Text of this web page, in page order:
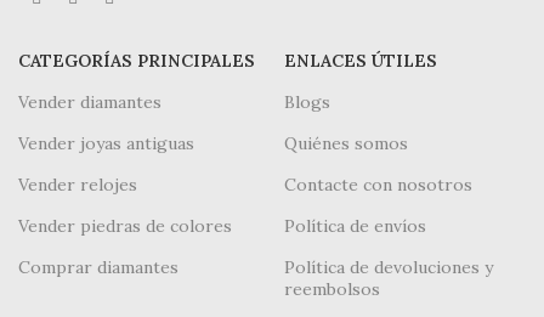
CATEGORÍAS PRINCIPALES
Vender diamantes
Vender joyas antiguas
Vender relojes
Vender piedras de colores
Comprar diamantes
ENLACES ÚTILES
Blogs
Quiénes somos
Contacte con nosotros
Política de envíos
Política de devoluciones y
reembolsos